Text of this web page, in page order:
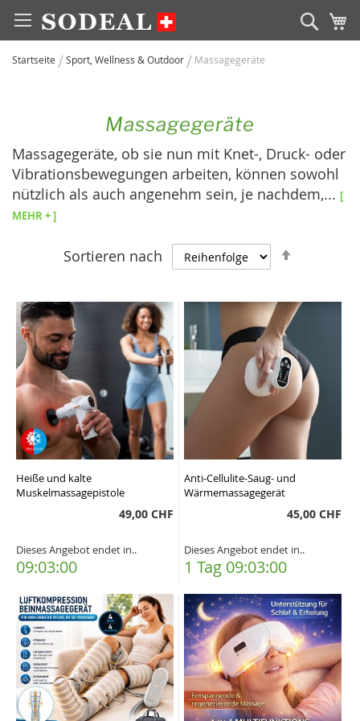
Zum
Inhalt
Startseite Sport, Wellness & Outdoor Massagegeräte
Massagegeräte
Massagegeräte, ob sie nun mit Knet-, Druck- oder
Vibrationsbewegungen arbeiten, können sowohl
nützlich als auch angenehm sein, je nachdem,... [
Mehr + ]
Sortieren nach
Heiße und kalte
Muskelmassagepistole
49,00 CHF
Dieses Angebot endet in..
09:02:59
Anti-Cellulite-Saug- und
Wärmemassagegerät
45,00 CHF
Dieses Angebot endet in..
1 Tag 09:02:59